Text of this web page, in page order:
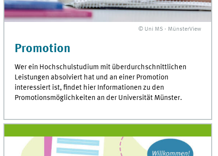
© Uni MS - MünsterView
Promotion
Wer ein Hochschulstudium mit überdurchschnittlichen
Leistungen absolviert hat und an einer Promotion
interessiert ist, findet hier Informationen zu den
Promotionsmöglichkeiten an der Universität Münster.